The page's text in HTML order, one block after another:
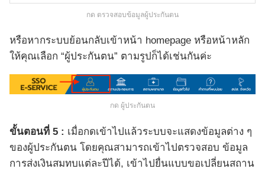
กด ตรวจสอบข้อมูลผู้ประกันตน
หรือหากระบบย้อนกลับเข้าหน้า homepage หรือหน้าหลัก
ให้คุณเลือก “ผู้ประกันตน” ตามรูปก็ได้เช่นกันค่ะ
กด ผู้ประกันตน
ขั้นตอนที่ 5 : เมื่อกดเข้าไปแล้วระบบจะแสดงข้อมูลต่าง ๆ
ของผู้ประกันตน โดยคุณสามารถเข้าไปตรวจสอบ ข้อมูล
การส่งเงินสมทบแต่ละปีได้, เข้าไปยื่นแบบขอเปลี่ยนสถาน